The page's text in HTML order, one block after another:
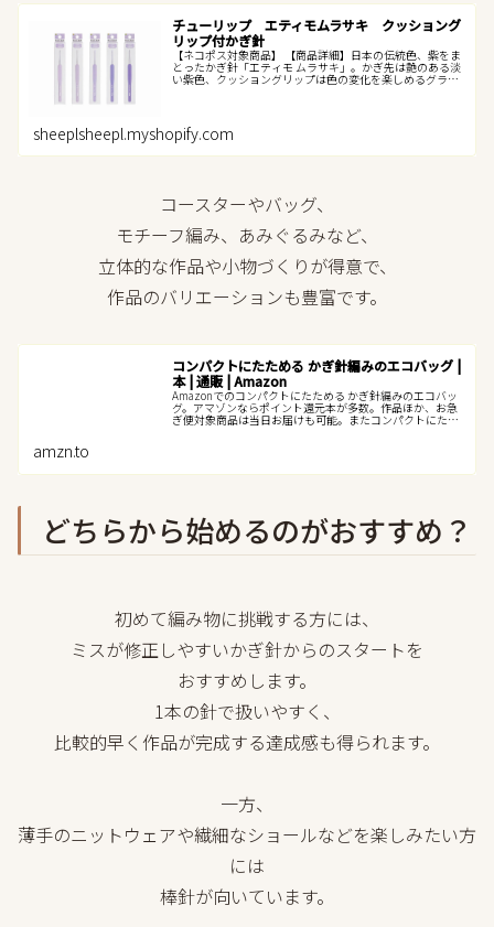
チューリップ エティモムラサキ クッショング
リップ付かぎ針
【ネコポス対象商品】 【商品詳細】日本の伝統色、紫をま
とったかぎ針「エティモ ムラサキ」。かぎ先は艶のある淡
い紫色、クッショングリップは色の変化を楽しめるグラデ
sheeplsheepl.myshopify.com
コースターやバッグ、
モチーフ編み、あみぐるみなど、
立体的な作品や小物づくりが得意で、
作品のバリエーションも豊富です。
コンパクトにたためる かぎ針編みのエコバッグ |
本 | 通販 | Amazon
Amazonでのコンパクトにたためる かぎ針編みのエコバッ
グ。アマゾンならポイント還元本が多数。作品ほか、お急
ぎ便対象商品は当日お届けも可能。またコンパクトにたた
amzn.to
どちらから始めるのがおすすめ？
初めて編み物に挑戦する方には、
ミスが修正しやすいかぎ針からのスタートを
おすすめします。
1本の針で扱いやすく、
比較的早く作品が完成する達成感も得られます。
一方、
薄手のニットウェアや繊細なショールなどを楽しみたい方
には
棒針が向いています。